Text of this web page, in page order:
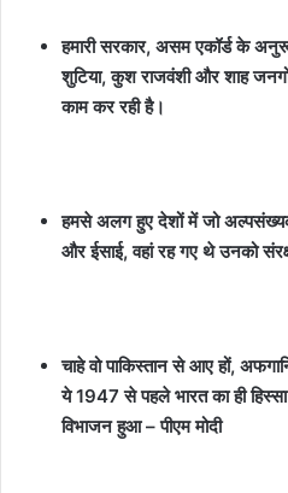
हमारी सरकार, असम एकॉर्ड के
शुटिया, कुश राजवंशी और शाह
काम कर रही है।
हमसे अलग हुए देशों में जो अल्पसंख्यक
और ईसाई, वहां रह गए थे उनको
चाहे वो पाकिस्तान से आए हों,
ये 1947 से पहले भारत का ही
विभाजन हुआ – पीएम मोदी